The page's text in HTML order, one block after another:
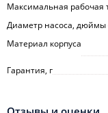
Максимальная рабочая
Диаметр насоса,
Материал корпуса
Гарантия, г